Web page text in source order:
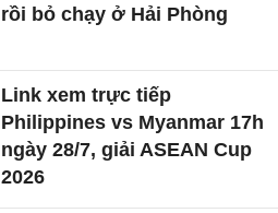
rồi bỏ chạy ở Hải Phòng
Link xem trực tiếp
Philippines vs Myanmar 17h
ngày 28/7, giải ASEAN Cup
2026